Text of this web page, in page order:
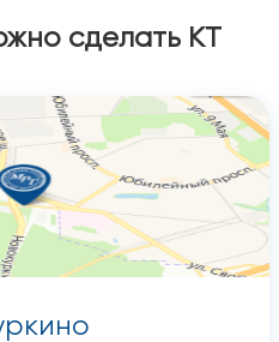
сделать КТ